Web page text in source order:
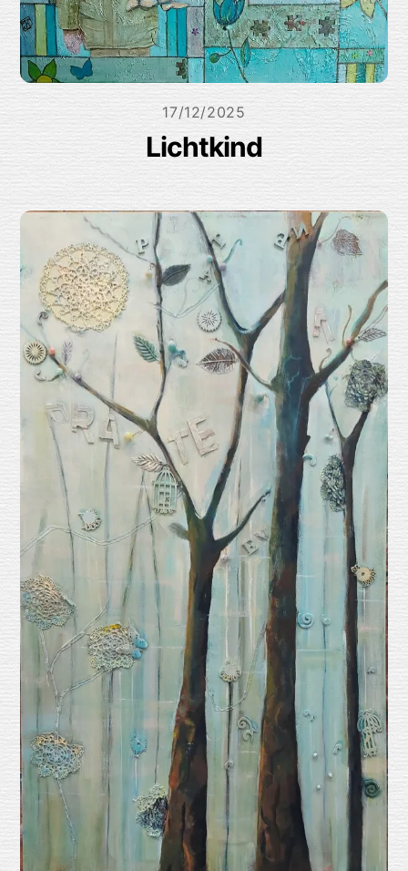
17/12/2025
Lichtkind